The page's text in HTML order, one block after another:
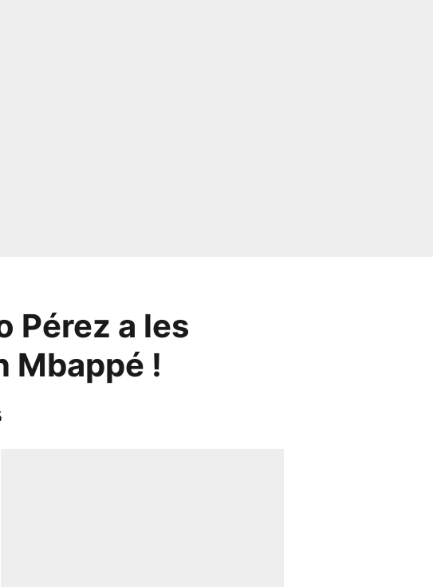
Pérez a les
Mbappé !